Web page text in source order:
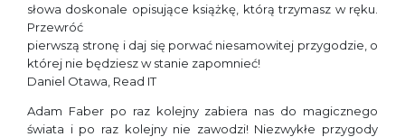
słowa doskonale opisujące książkę, którą trzymasz w ręku.
Przewróć
pierwszą stronę i daj się porwać niesamowitej przygodzie, o
której nie będziesz w stanie zapomnieć!
Daniel Otawa, Read IT
Adam Faber po raz kolejny zabiera nas do magicznego
świata i po raz kolejny nie zawodzi! Niezwykłe przygody